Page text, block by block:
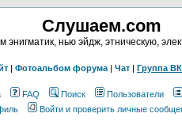
Слушаем.com
энигматик, нью эйдж, этническую,
| Фотоальбом форума | Чат | Группа
FAQ Поиск Пользователи
Войти и проверить личные